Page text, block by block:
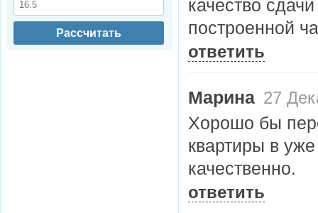
качество
построенной
ответить
Марина 27
Хорошо бы
квартиры в
качественно.
ответить
Рассчитать